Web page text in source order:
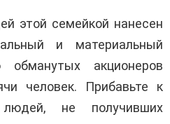
этой семейкой нанесен
и материальный
акционеров
человек. Прибавьте к
не получивших